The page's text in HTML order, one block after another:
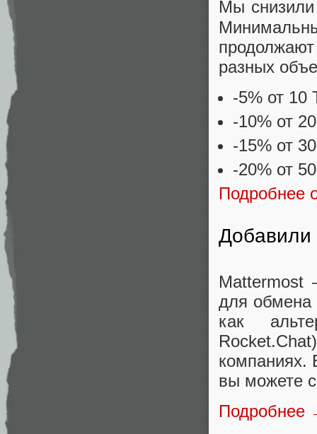
Мы
разных
-5% от 10
-10% от
-15% от
-20% от
Добавили
для обмена
как
компаниях.
вы можете
Подробнее